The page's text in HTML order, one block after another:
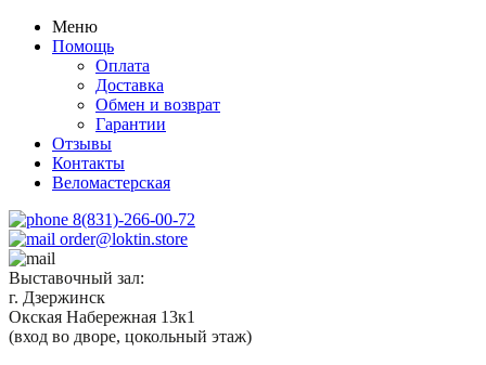
Меню
Помощь
Оплата
Доставка
Обмен и возврат
Гарантии
Отзывы
Контакты
Веломастерская
8(831)-266-00-72
order@loktin.store
Выставочный зал:
г. Дзержинск
Окская Набережная 13к1
(вход во дворе, цокольный этаж)